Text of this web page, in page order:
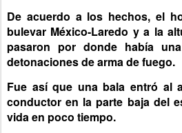
De acuerdo a los hechos, el
bulevar México-Laredo y a la
pasaron por donde había
detonaciones de arma de fuego.
Fue así que una bala entró al
conductor en la parte baja del
vida en poco tiempo.